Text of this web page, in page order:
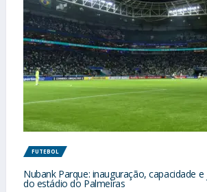
FUTEBOL
Nubank Parque: inauguração, capacidade
do estádio do Palmeiras